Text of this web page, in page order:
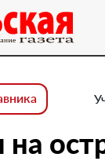
на